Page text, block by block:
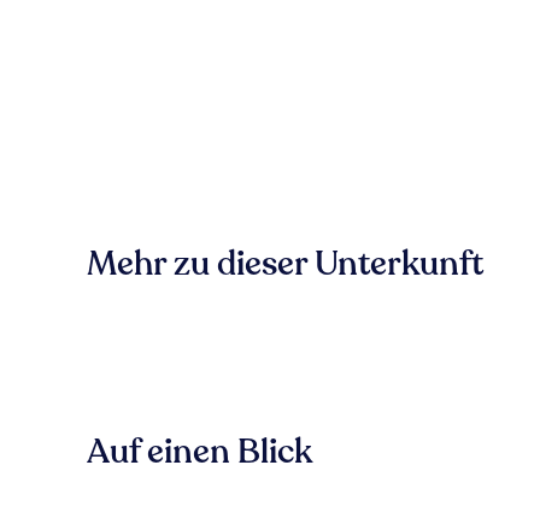
Mehr zu dieser Unterkunft
Auf einen Blick